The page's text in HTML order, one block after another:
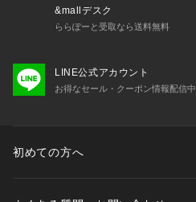
&mallデスク
ららぽーと受取なら送料無料
LINE公式アカウント
お得なセール・クーポン情報配信中
初めての方へ